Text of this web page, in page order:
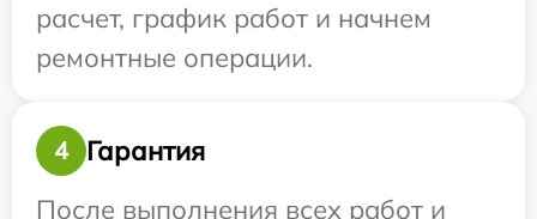
расчет, график работ и начнем
ремонтные операции.
4
Гарантия
После выполнения всех работ и